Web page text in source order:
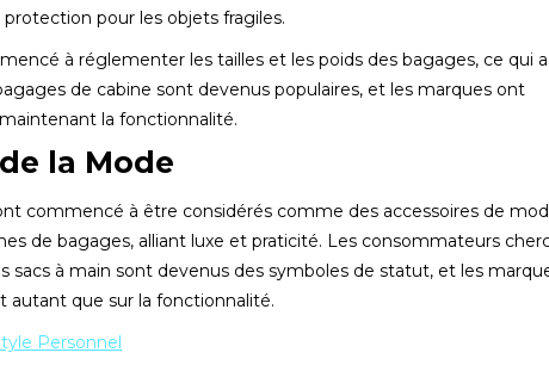
pour les objets fragiles.
à réglementer les tailles et les poids des bagages, ce qui a
de cabine sont devenus populaires, et les marques ont
la fonctionnalité.
la Mode
commencé à être considérés comme des accessoires de
de bagages, alliant luxe et praticité. Les consommateurs
sacs à main sont devenus des symboles de statut, et les
autant que sur la fonctionnalité.
Personnel